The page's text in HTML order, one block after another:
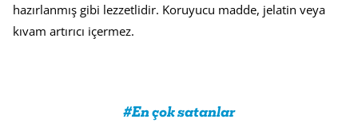
hazırlanmış gibi lezzetlidir. Koruyucu madde, jelatin veya
kıvam artırıcı içermez.
#En çok satanlar